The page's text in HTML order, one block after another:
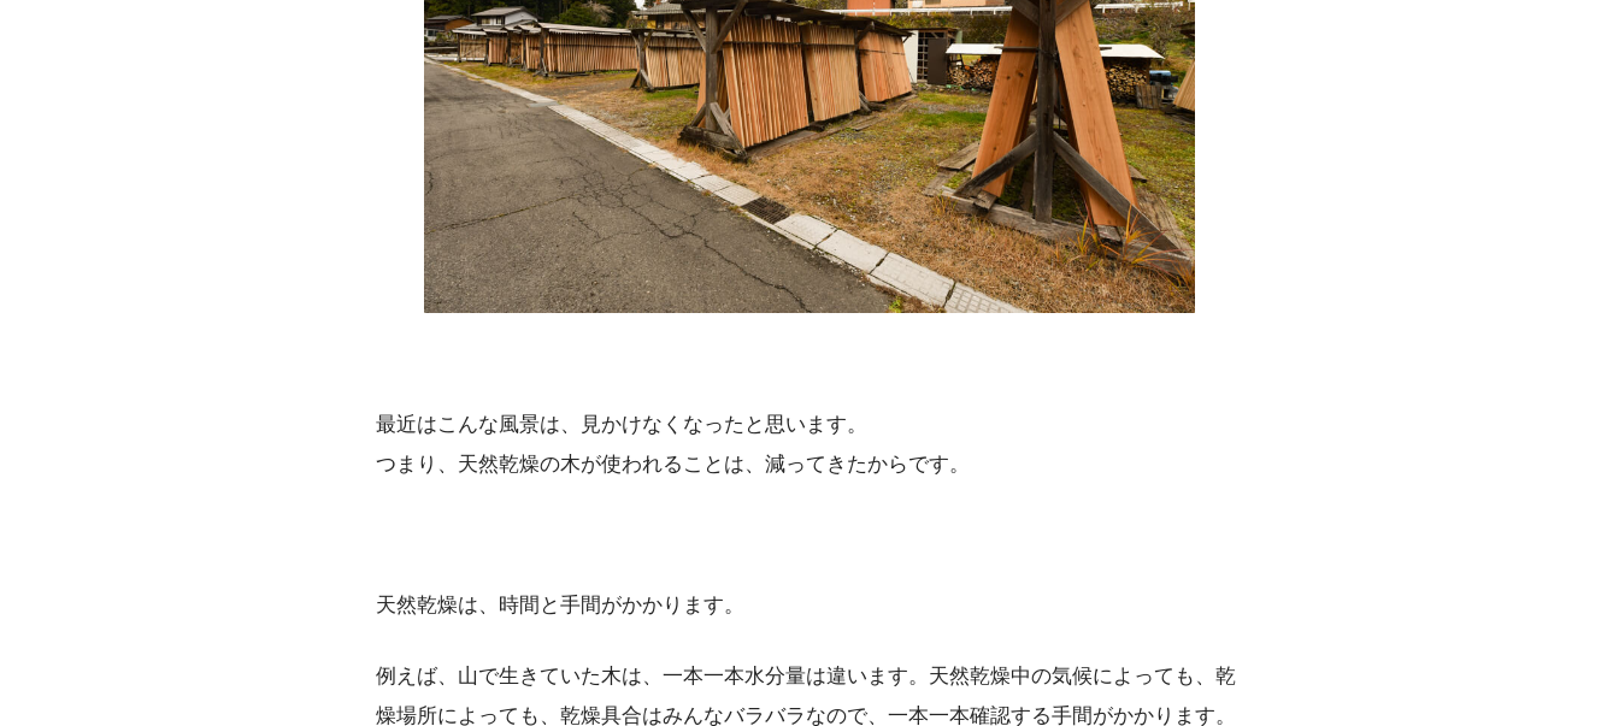
最近はこんな風景は、見かけなくなったと思います。
つまり、天然乾燥の木が使われることは、減ってきたからです。
天然乾燥は、時間と手間がかかります。
例えば、山で生きていた木は、一本一本水分量は違います。天然乾燥中の気候によっても、乾
燥場所によっても、乾燥具合はみんなバラバラなので、一本一本確認する手間がかかります。